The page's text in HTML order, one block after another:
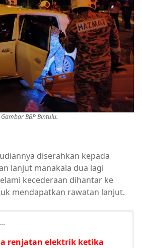
Gambar BBP Bintulu.
diserahkan kepada
lanjut manakala dua lagi
kecederaan dihantar ke
mendapatkan rawatan lanjut.
renjatan elektrik ketika